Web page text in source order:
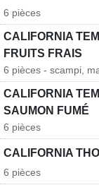
6 pièces
CALIFORNIA
FRUITS FRAIS
6 pièces - scampi,
CALIFORNIA
SAUMON FUMÉ
6 pièces
CALIFORNIA
6 pièces